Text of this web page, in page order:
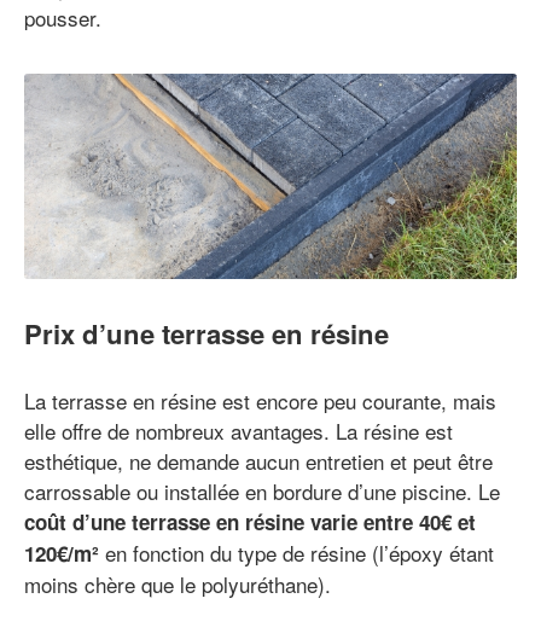
pousser.
Prix d’une terrasse en résine
La terrasse en résine est encore peu courante, mais
elle offre de nombreux avantages. La résine est
esthétique, ne demande aucun entretien et peut être
carrossable ou installée en bordure d’une piscine. Le
coût d’une terrasse en résine varie entre 40€ et
120€/m² en fonction du type de résine (l’époxy étant
moins chère que le polyuréthane).